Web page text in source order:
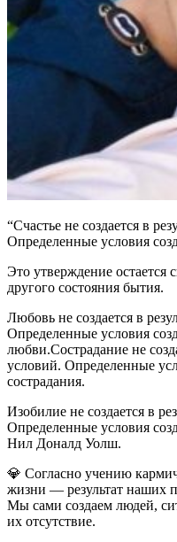
“Счастье не создается в
Определенные условия
Это утверждение остается
другого состояния бытия.
Любовь не создается в
Определенные условия
любви.Сострадание не
условий. Определенные
сострадания.
Изобилие не создается в
Определенные условия
Нил Доналд Уолш.
💎 Согласно учению
жизни — результат наших
Мы сами создаем людей,
их отсутствие.